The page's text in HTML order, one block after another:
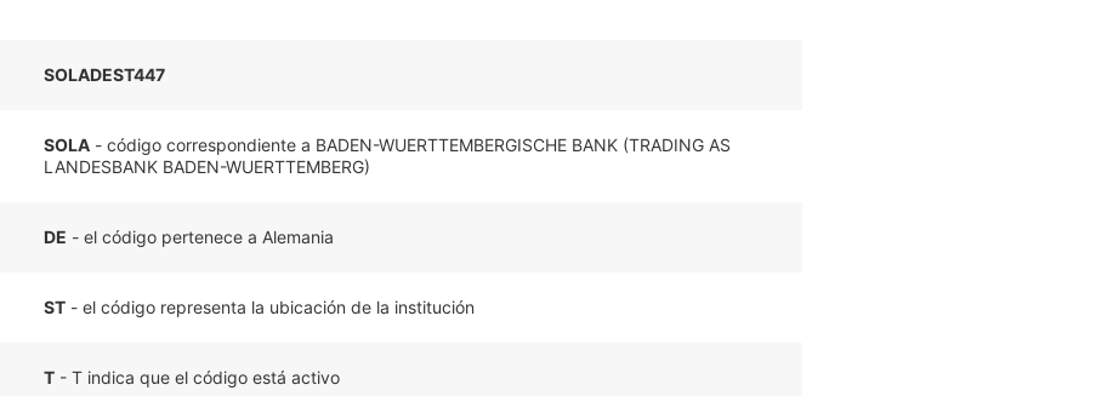
SOLADEST447
SOLA - código correspondiente a BADEN-WUERTTEMBERGISCHE BANK (TRADING AS
LANDESBANK BADEN-WUERTTEMBERG)
DE - el código pertenece a Alemania
ST - el código representa la ubicación de la institución
T - T indica que el código está activo